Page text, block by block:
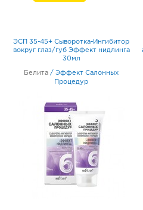
ЭСП 35-45+ Сыворотка-Ингибитор
вокруг глаз/губ Эффект нидлинга
30мл
Белита / Эффект Салонных
Процедур